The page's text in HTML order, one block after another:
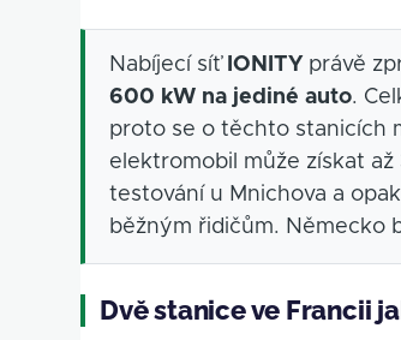
Nabíjecí síť IONITY právě
600 kW na jediné auto.
proto se o těchto stanicích
elektromobil může získat
testování u Mnichova a
běžným řidičům. Německo
Dvě stanice ve Francii